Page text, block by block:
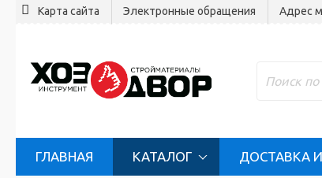
Карта сайта Электронные обращения Адрес
ГЛАВНАЯ КАТАЛОГ ДОСТАВКА